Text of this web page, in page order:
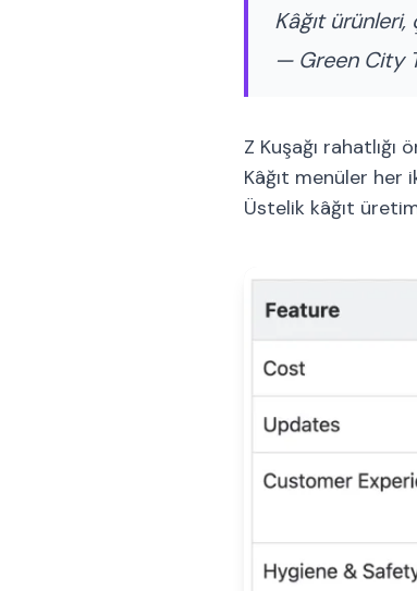
Kâğıt
— Green City
Z Kuşağı
Kâğıt menüler
Üstelik kâğıt